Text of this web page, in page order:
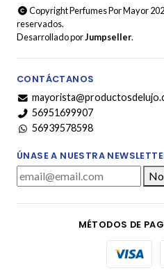
Copyright Perfumes Por Mayor
reservados.
Desarrollado porJumpseller.
CONTÁCTANOS
56951699907
56939578598
ÚNASE A NUESTRA
MÉTODOS DE